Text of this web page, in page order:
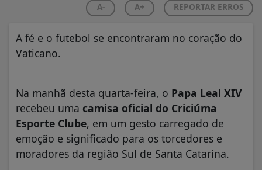
A- A+ REPORTAR ERROS
A fé e o futebol se encontraram no coração do
Vaticano.
Na manhã desta quarta-feira, o Papa Leal XIV
recebeu uma camisa oficial do Criciúma
Esporte Clube, em um gesto carregado de
emoção e significado para os torcedores e
moradores da região Sul de Santa Catarina.